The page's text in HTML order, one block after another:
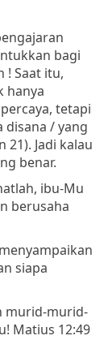
bagi
! Saat itu,
hanya
tetapi
disana / yang
21). Jadi kalau
benar.
ibu-Mu
berusaha
siapa
murid-murid-
Matius 12:49